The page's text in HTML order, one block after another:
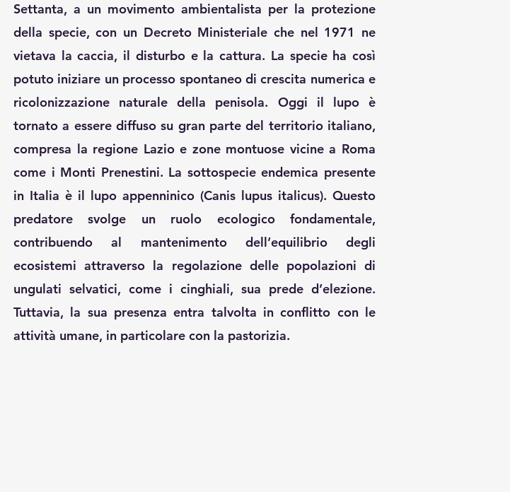
Settanta, a un movimento ambientalista per la protezione
della specie, con un Decreto Ministeriale che nel 1971 ne
vietava la caccia, il disturbo e la cattura. La specie ha così
potuto iniziare un processo spontaneo di crescita numerica e
ricolonizzazione naturale della penisola. Oggi il lupo è
tornato a essere diffuso su gran parte del territorio italiano,
compresa la regione Lazio e zone montuose vicine a Roma
come i Monti Prenestini. La sottospecie endemica presente
in Italia è il lupo appenninico (Canis lupus italicus). Questo
predatore svolge un ruolo ecologico fondamentale,
contribuendo al mantenimento dell’equilibrio degli
ecosistemi attraverso la regolazione delle popolazioni di
ungulati selvatici, come i cinghiali, sua prede d’elezione.
Tuttavia, la sua presenza entra talvolta in conflitto con le
attività umane, in particolare con la pastorizia.